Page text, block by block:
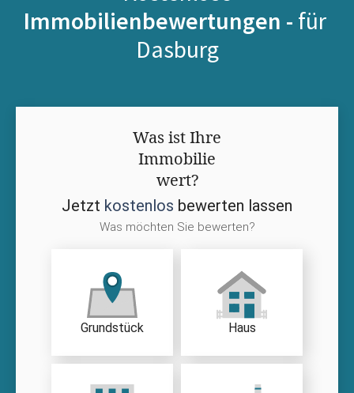
Immobilienbewertungen - für
Dasburg
Was ist Ihre
Immobilie
wert?
Jetzt kostenlos bewerten lassen
Was möchten Sie bewerten?
Grundstück Haus